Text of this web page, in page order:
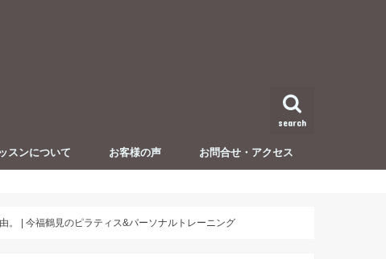
search
スンについて お客様の声 お問合せ・アクセス
。 | 今福鶴見のピラティス&パーソナルトレーニング